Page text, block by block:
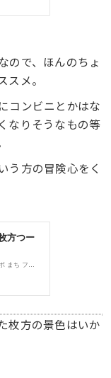
ので、ほんのちょ
メ。
コンビニとかはな
なりそうなもの等
う方の冒険心をく
枚方の景色はいか